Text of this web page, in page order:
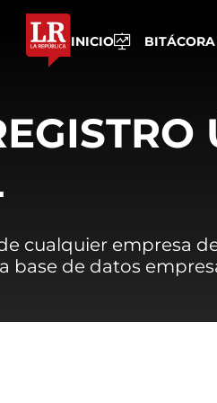
INICIO
cualquier empresa
base de datos